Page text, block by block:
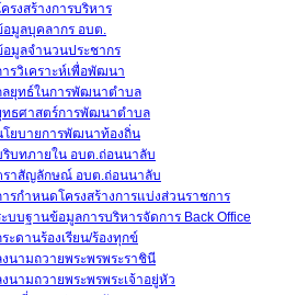
รงสร้างการบริหาร
อมูลบุคลากร อบต.
อมูลจำนวนประชากร
ารวิเคราะห์เพื่อพัฒนา
ลยุทธ์ในการพัฒนาตำบล
ทธศาสตร์การพัฒนาตำบล
โยบายการพัฒนาท้องถิ่น
ริบทภายใน อบต.ถ่อนนาลับ
ราสัญลักษณ์ อบต.ถ่อนนาลับ
ารกำหนดโครงสร้างการแบ่งส่วนราชการ
บบฐานข้อมูลการบริหารจัดการ Back Office
ระดานร้องเรียน/ร้องทุกข์
งนามถวายพระพรพระราชินี
งนามถวายพระพรพระเจ้าอยู่หัว